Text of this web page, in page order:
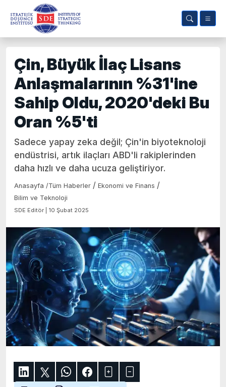
Çin, Büyük İlaç Lisans
Anlaşmalarının %31'ine
Sahip Oldu, 2020'deki Bu
Oran %5'ti
Sadece yapay zeka değil; Çin'in biyoteknoloji
endüstrisi, artık ilaçları ABD'li rakiplerinden
daha hızlı ve daha ucuza geliştiriyor.
Anasayfa /Tüm Haberler / Ekonomi ve Finans /
Bilim ve Teknoloji
SDE Editör | 10 Şubat 2025